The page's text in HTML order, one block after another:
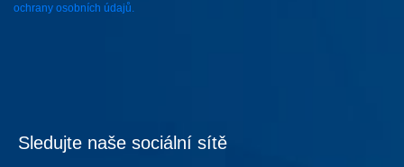
ochrany osobních údajů.
Sledujte naše sociální sítě